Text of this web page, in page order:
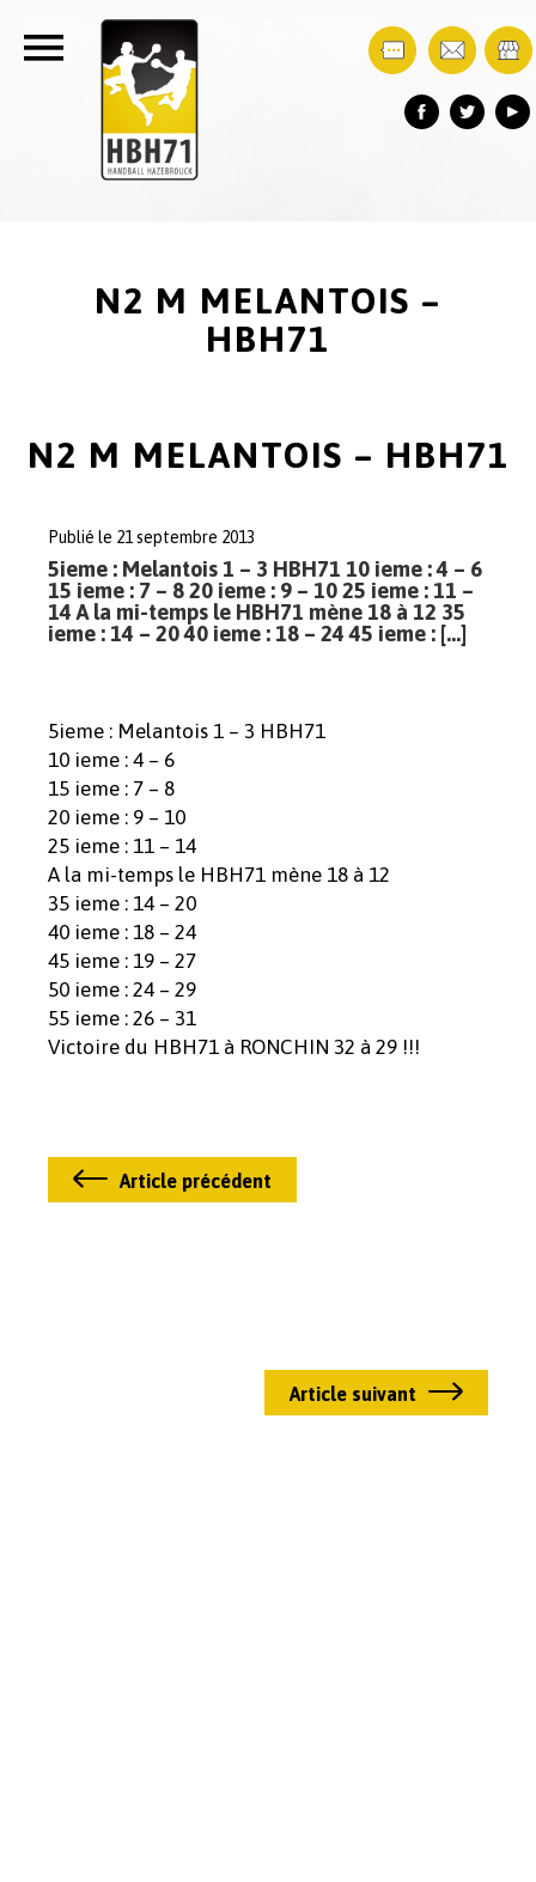
N2 M MELANTOIS –
HBH71
N2 M MELANTOIS – HBH71
Publié le 21 septembre 2013
5ieme : Melantois 1 – 3 HBH71 10 ieme : 4 – 6
15 ieme : 7 – 8 20 ieme : 9 – 10 25 ieme : 11 –
14 A la mi-temps le HBH71 mène 18 à 12 35
ieme : 14 – 20 40 ieme : 18 – 24 45 ieme : […]
5ieme : Melantois 1 – 3 HBH71
10 ieme : 4 – 6
15 ieme : 7 – 8
20 ieme : 9 – 10
25 ieme : 11 – 14
A la mi-temps le HBH71 mène 18 à 12
35 ieme : 14 – 20
40 ieme : 18 – 24
45 ieme : 19 – 27
50 ieme : 24 – 29
55 ieme : 26 – 31
Victoire du HBH71 à RONCHIN 32 à 29 !!!
Article précédent
Article suivant